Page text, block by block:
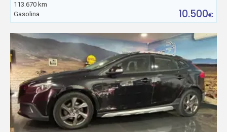
113.670 km
Gasolina
10.500€